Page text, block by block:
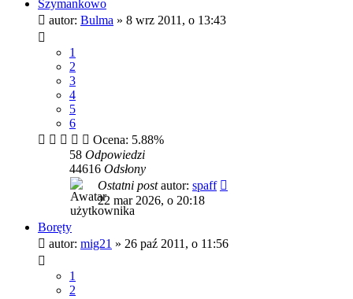
Szymankowo
autor: Bulma » 8 wrz 2011, o 13:43
1
2
3
4
5
6
Ocena: 5.88%
58 Odpowiedzi
44616 Odsłony
Ostatni postautor: spaff
22 mar 2026, o 20:18
Boręty
autor: mig21 » 26 paź 2011, o 11:56
1
2